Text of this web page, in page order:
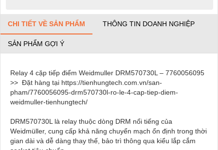
CHI TIẾT VỀ SẢN PHẨM THÔNG TIN DOANH NGHIỆP
SẢN PHẨM GỢI Ý
Relay 4 cặp tiếp điểm Weidmuller DRM570730L – 7760056095
>> Đặt hàng tại https://tienhungtech.com.vn/san-
pham/7760056095-drm570730l-ro-le-4-cap-tiep-diem-
weidmuller-tienhungtech/
DRM570730L là relay thuộc dòng DRM nổi tiếng của
Weidmüller, cung cấp khả năng chuyển mạch ổn định trong thời
gian dài và dễ dàng thay thế, bảo trì thông qua kiểu lắp cắm